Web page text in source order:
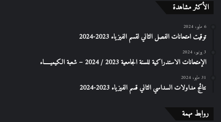
الأكثر مشاهدة
6 مايو، 2024
توقيت امتحانات الفصل الثاني لقسم الفيزياء 2023-2024
3 يونيو، 2024
الإمتحانات الاستدراكیة للسنة الجامعیة 2023 / 2024 – شعبة الكیمیـــــاء
31 مايو، 2024
نتائج مداولات السداسي الثاني قسم الفيزياء 2023-2024
روابط مهمة